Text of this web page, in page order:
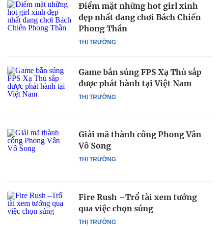
THỊ TRƯỜNG
Điểm mặt những hot girl xinh
đẹp nhất đang chơi Bách Chiến
Phong Thần
THỊ TRƯỜNG
Game bắn súng FPS Xạ Thủ sắp
được phát hành tại Việt Nam
THỊ TRƯỜNG
Giải mã thành công Phong Vân
Vô Song
THỊ TRƯỜNG
Fire Rush –Trổ tài xem tướng
qua việc chọn súng